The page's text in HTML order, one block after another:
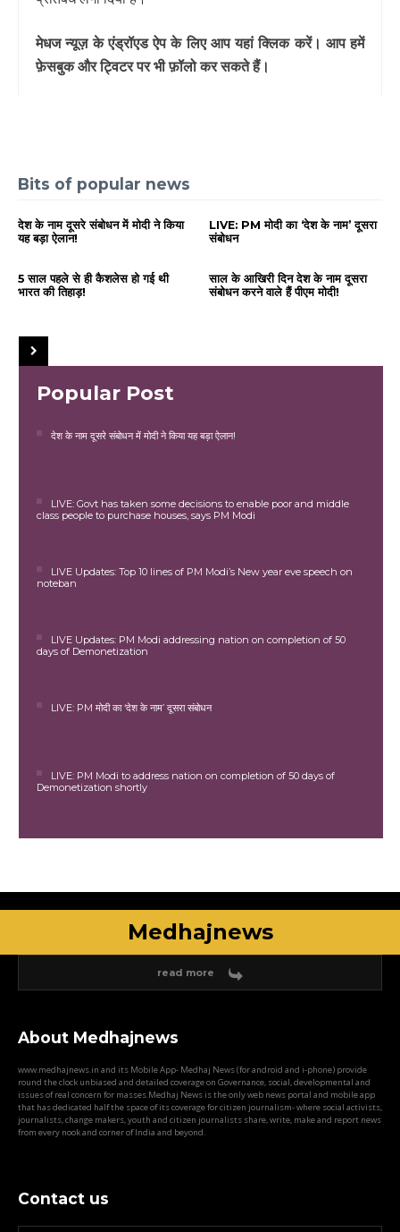
मेधज न्यूज़ के एंड्रॉएड ऐप के लिए आप यहां क्लिक करें। आप हमें
फ़ेसबुक और ट्विटर पर भी फ़ॉलो कर सकते हैं।
Bits of popular news
देश के नाम दूसरे संबोधन में मोदी ने किया
यह बड़ा ऐलान!
LIVE: PM मोदी का ‘देश के नाम’ दूसरा
संबोधन
5 साल पहले से ही कैशलेस हो गई थी
भारत की तिहाड़!
साल के आखिरी दिन देश के नाम दूसरा
संबोधन करने वाले हैं पीएम मोदी!
Popular Post
देश के नाम दूसरे संबोधन में मोदी ने किया यह बड़ा ऐलान!
LIVE: Govt has taken some decisions to enable poor and middle
class people to purchase houses, says PM Modi
LIVE Updates: Top 10 lines of PM Modi’s New year eve speech on
noteban
LIVE Updates: PM Modi addressing nation on completion of 50
days of Demonetization
LIVE: PM मोदी का ‘देश के नाम’ दूसरा संबोधन
LIVE: PM Modi to address nation on completion of 50 days of
Demonetization shortly
Medhajnews
read more
About Medhajnews
www.medhajnews.in and its Mobile App- Medhaj News (for android and i-phone) provide
round the clock unbiased and detailed coverage on Governance, social, developmental and
issues of real concern for masses.Medhaj News is the only web news portal and mobile app
that has dedicated half the space of its coverage for citizen journalism- where social activists,
journalists, change makers, youth and citizen journalists share, write, make and report news
from every nook and corner of India and beyond.
Contact us